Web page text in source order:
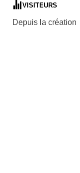
VISITEURS
Depuis la création